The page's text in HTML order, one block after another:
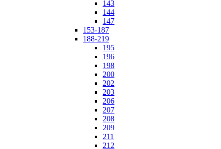
143
144
147
153-187
188-219
195
196
198
200
202
203
206
207
208
209
211
212